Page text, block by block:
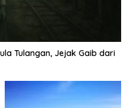
Tulangan, Jejak Gaib dari